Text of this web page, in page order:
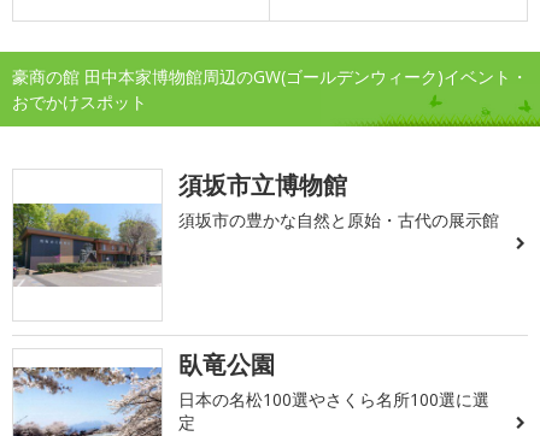
豪商の館 田中本家博物館周辺のGW(ゴールデンウィーク)イベント・
おでかけスポット
須坂市立博物館
須坂市の豊かな自然と原始・古代の展示館
臥竜公園
日本の名松100選やさくら名所100選に選
定